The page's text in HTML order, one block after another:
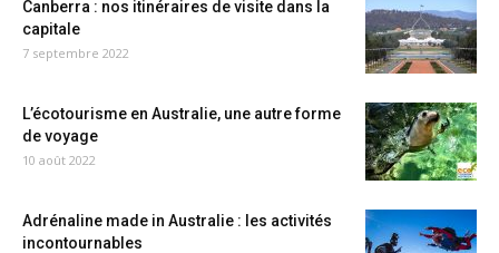
Canberra : nos itinéraires de visite dans la
capitale
7 septembre 2022
L’écotourisme en Australie, une autre forme
de voyage
10 août 2022
Adrénaline made in Australie : les activités
incontournables